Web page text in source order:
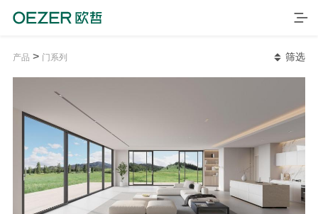
产品 > 门系列 筛选